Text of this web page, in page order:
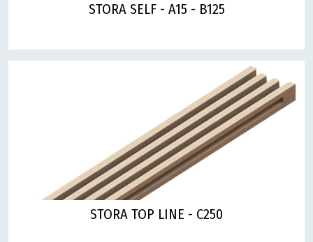
STORA SELF - A15 - B125
STORA TOP LINE - C250